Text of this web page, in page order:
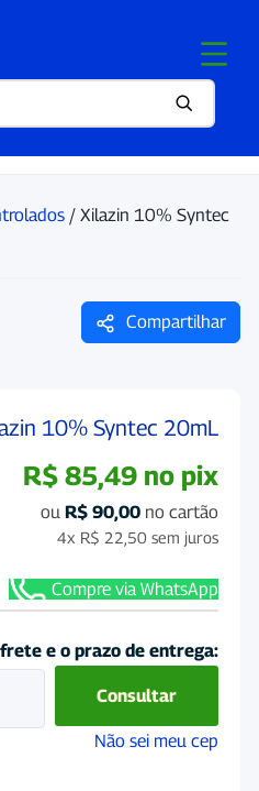
/ Xilazin 10% Syntec
Compartilhar
10% Syntec 20mL
R$ 85,49 no pix
ou R$ 90,00 no cartão
4x R$ 22,50 sem juros
Compre via WhatsApp
e o prazo de entrega:
Consultar
Não sei meu cep